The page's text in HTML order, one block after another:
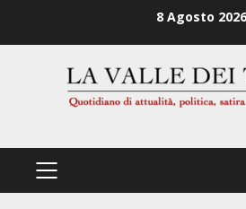
8 Agosto 2026
PRIMÄRES